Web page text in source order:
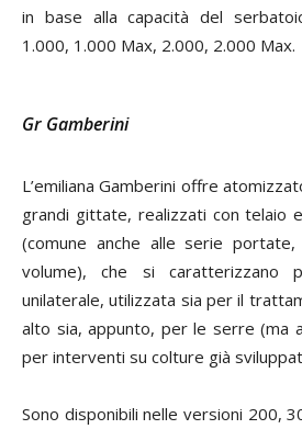
in base alla capacità del
1.000, 1.000 Max, 2.000, 2.000 Max.
Gr Gamberini
L’emiliana Gamberini offre
grandi gittate, realizzati con telaio
(comune anche alle serie
volume), che si caratterizzano
unilaterale, utilizzata sia per il
alto sia, appunto, per le serre (ma
per interventi su colture già
Sono disponibili nelle versioni 200,